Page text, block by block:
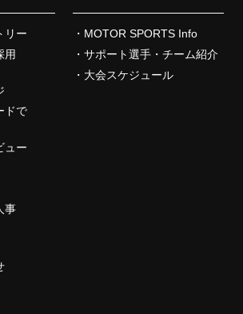
リー
用
ドで
ュー
事
MOTOR SPORTS Info
サポート選手・チーム紹介
大会スケジュール